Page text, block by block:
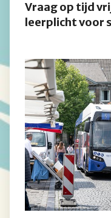
Vraag op tijd
leerplicht voor